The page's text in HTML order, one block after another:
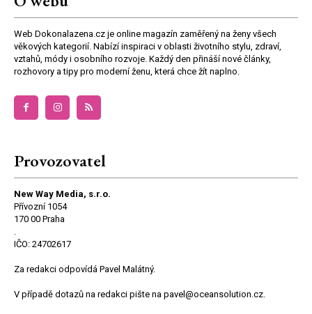
Web Dokonalazena.cz je online magazín zaměřený na ženy všech
věkových kategorií. Nabízí inspiraci v oblasti životního stylu, zdraví,
vztahů, módy i osobního rozvoje. Každý den přináší nové články,
rozhovory a tipy pro moderní ženu, která chce žít naplno.
Provozovatel
New Way Media, s.r.o.
Přívozní 1054
170 00 Praha
.
IČO: 24702617
Za redakci odpovídá Pavel Malátný.
V případě dotazů na redakci pište na pavel@oceansolution.cz.